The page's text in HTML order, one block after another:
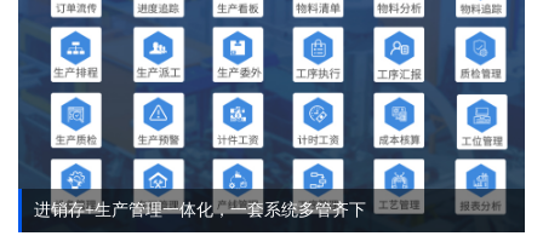
进销存+生产管理一体化，一套系统多管齐下